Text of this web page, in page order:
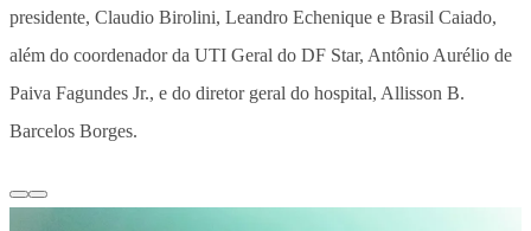
presidente, Claudio Birolini, Leandro Echenique e Brasil Caiado,
além do coordenador da UTI Geral do DF Star, Antônio Aurélio de
Paiva Fagundes Jr., e do diretor geral do hospital, Allisson B.
Barcelos Borges.